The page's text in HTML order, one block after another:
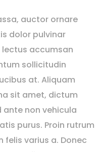
auctor ornare
dolor pulvinar
lectus accumsan
sollicitudin
at. Aliquam
sit amet, dictum
ante non vehicula
purus. Proin rutrum
varius a. Donec